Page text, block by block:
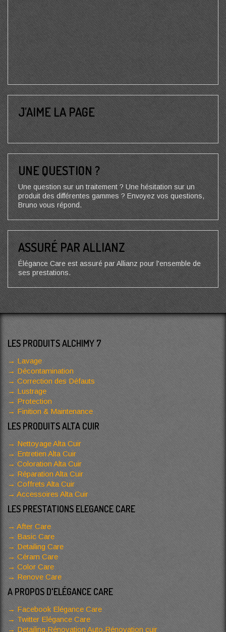
J’AIME LA PAGE
UNE QUESTION ?
Une question sur un traitement ? Une hésitation sur un
produit des différentes gammes ? Envoyez vos questions,
Bruno vous répond.
ASSURÉ PAR ALLIANZ
Élégance Care est assuré par Allianz pour l'ensemble de
ses prestations.
LES PRODUITS ALCHIMY 7
Lavage
Décontamination
Correction des Défauts
Lustrage
Protection
Finition & Maintenance
LES PRODUITS ALTA CUIR
Nettoyage Alta Cuir
Entretien Alta Cuir
Coloration Alta Cuir
Réparation Alta Cuir
Coffrets Alta Cuir
Accessoires Alta Cuir
LES PRESTATIONS ELEGANCE CARE
After Care
Basic Care
Detailing Care
Céram Care
Color Care
Renove Care
A PROPOS D'ELÉGANCE CARE
Facebook Elégance Care
Twitter Elégance Care
Detailing,Rénovation Auto,Rénovation cuir